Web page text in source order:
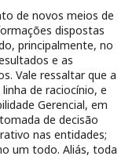
de novos meios de
dispostas
principalmente, no
e as
Vale ressaltar que a
de raciocínio, e
Gerencial, em
de decisão
nas entidades;
um todo. Aliás, toda